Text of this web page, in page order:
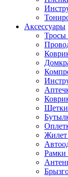
Аксессуары
Тросы
Щетки
Жилет
Рамки